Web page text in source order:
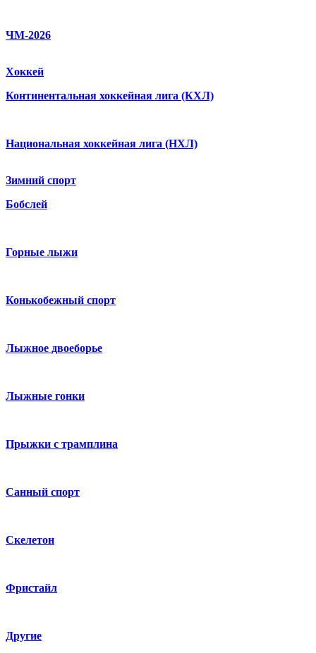
ЧМ-2026
Хоккей
Континентальная хоккейная лига (КХЛ)
Национальная хоккейная лига (НХЛ)
Зимний спорт
Бобслей
Горные лыжи
Конькобежный спорт
Лыжное двоеборье
Лыжные гонки
Прыжки с трамплина
Санный спорт
Скелетон
Фристайл
Другие